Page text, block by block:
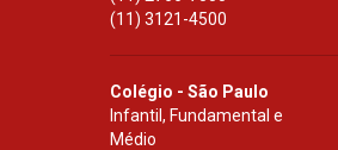
(11) 3121-4500
Colégio - São Paulo
Infantil, Fundamental e
Médio